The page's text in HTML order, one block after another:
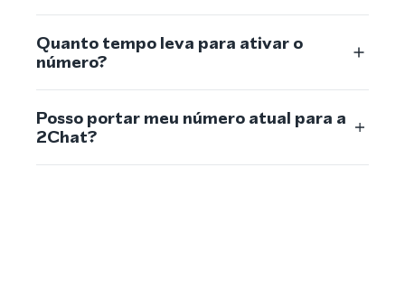
Quanto tempo leva para ativar o
número?
Posso portar meu número atual para a
2Chat?